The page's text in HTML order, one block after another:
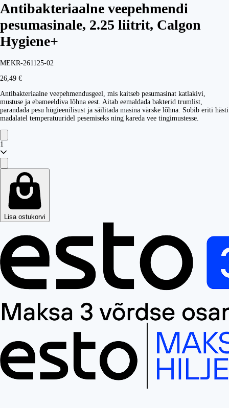
Antibakteriaalne veepehmendi
pesumasinale, 2.25 liitrit, Calgon
Hygiene+
MEKR-261125-02
26,49 €
Antibakteriaalne veepehmendusgeel, mis kaitseb pesumasinat katlakivi,
mustuse ja ebameeldiva lõhna eest. Aitab eemaldada bakterid trumlist,
parandada pesu hügieenilisust ja säilitada masina värske lõhna. Sobib eriti hästi
madalatel temperatuuridel pesemiseks ning kareda vee tingimustesse.
1
Lisa ostukorvi